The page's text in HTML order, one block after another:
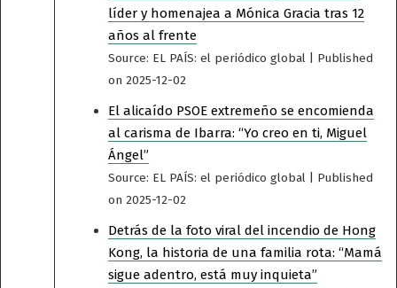
líder y homenajea a Mónica Gracia tras 12
años al frente
Source: EL PAÍS: el periódico global
Published
on 2025-12-02
El alicaído PSOE extremeño se encomienda
al carisma de Ibarra: “Yo creo en ti, Miguel
Ángel”
Source: EL PAÍS: el periódico global
Published
on 2025-12-02
Detrás de la foto viral del incendio de Hong
Kong, la historia de una familia rota: “Mamá
sigue adentro, está muy inquieta”